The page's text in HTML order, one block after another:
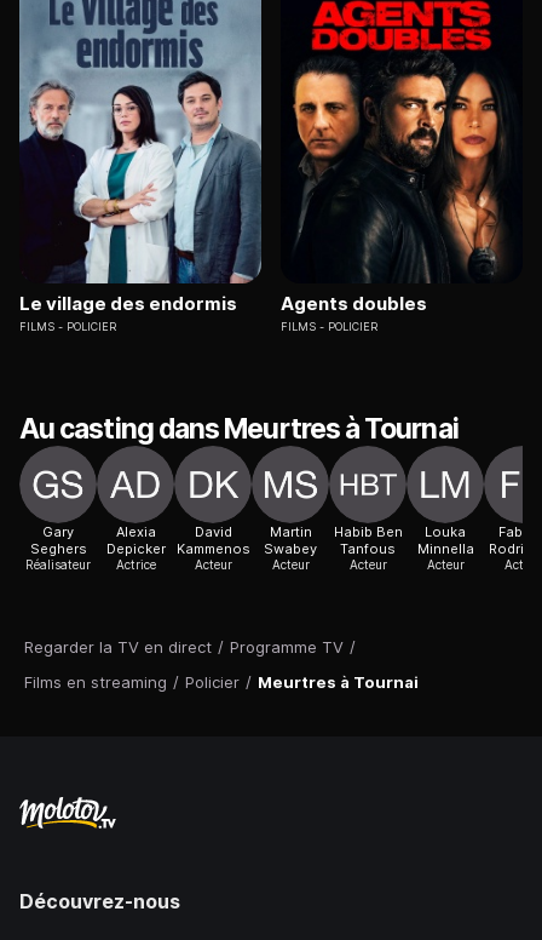
Regarder la TV en direct / Programme TV /
Films en streaming / Policier / Meurtres à Tournai
Le village des endormis
FILMS POLICIER
Agents doubles
FILMS POLICIER
Au casting dans Meurtres à Tournai
Gary
Seghers
Réalisateur
Alexia
Depicker
Actrice
David
Kammenos
Acteur
Martin
Swabey
Acteur
Habib Ben
Tanfous
Acteur
Louka
Minnella
Acteur Acteur
Découvrez-nous